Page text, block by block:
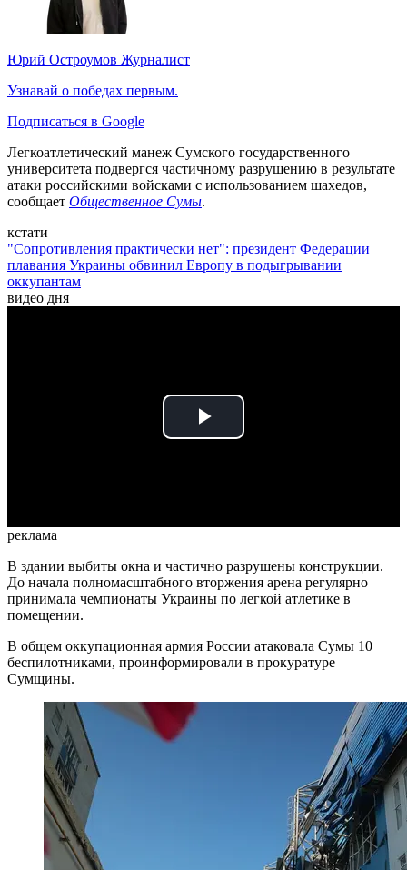
Юрий Остроумов Журналист
Узнавай о победах первым.
Подписаться в Google
Легкоатлетический манеж Сумского государственного
университета подвергся частичному разрушению в результате
атаки российскими войсками с использованием шахедов,
сообщает Общественное Сумы.
кстати
"Сопротивления практически нет": президент Федерации
плавания Украины обвинил Европу в подыгрывании
оккупантам
видео дня
Play
реклама
В здании выбиты окна и частично разрушены конструкции.
До начала полномасштабного вторжения арена регулярно
принимала чемпионаты Украины по легкой атлетике в
помещении.
В общем оккупационная армия России атаковала Сумы 10
беспилотниками, проинформировали в прокуратуре
Сумщины.